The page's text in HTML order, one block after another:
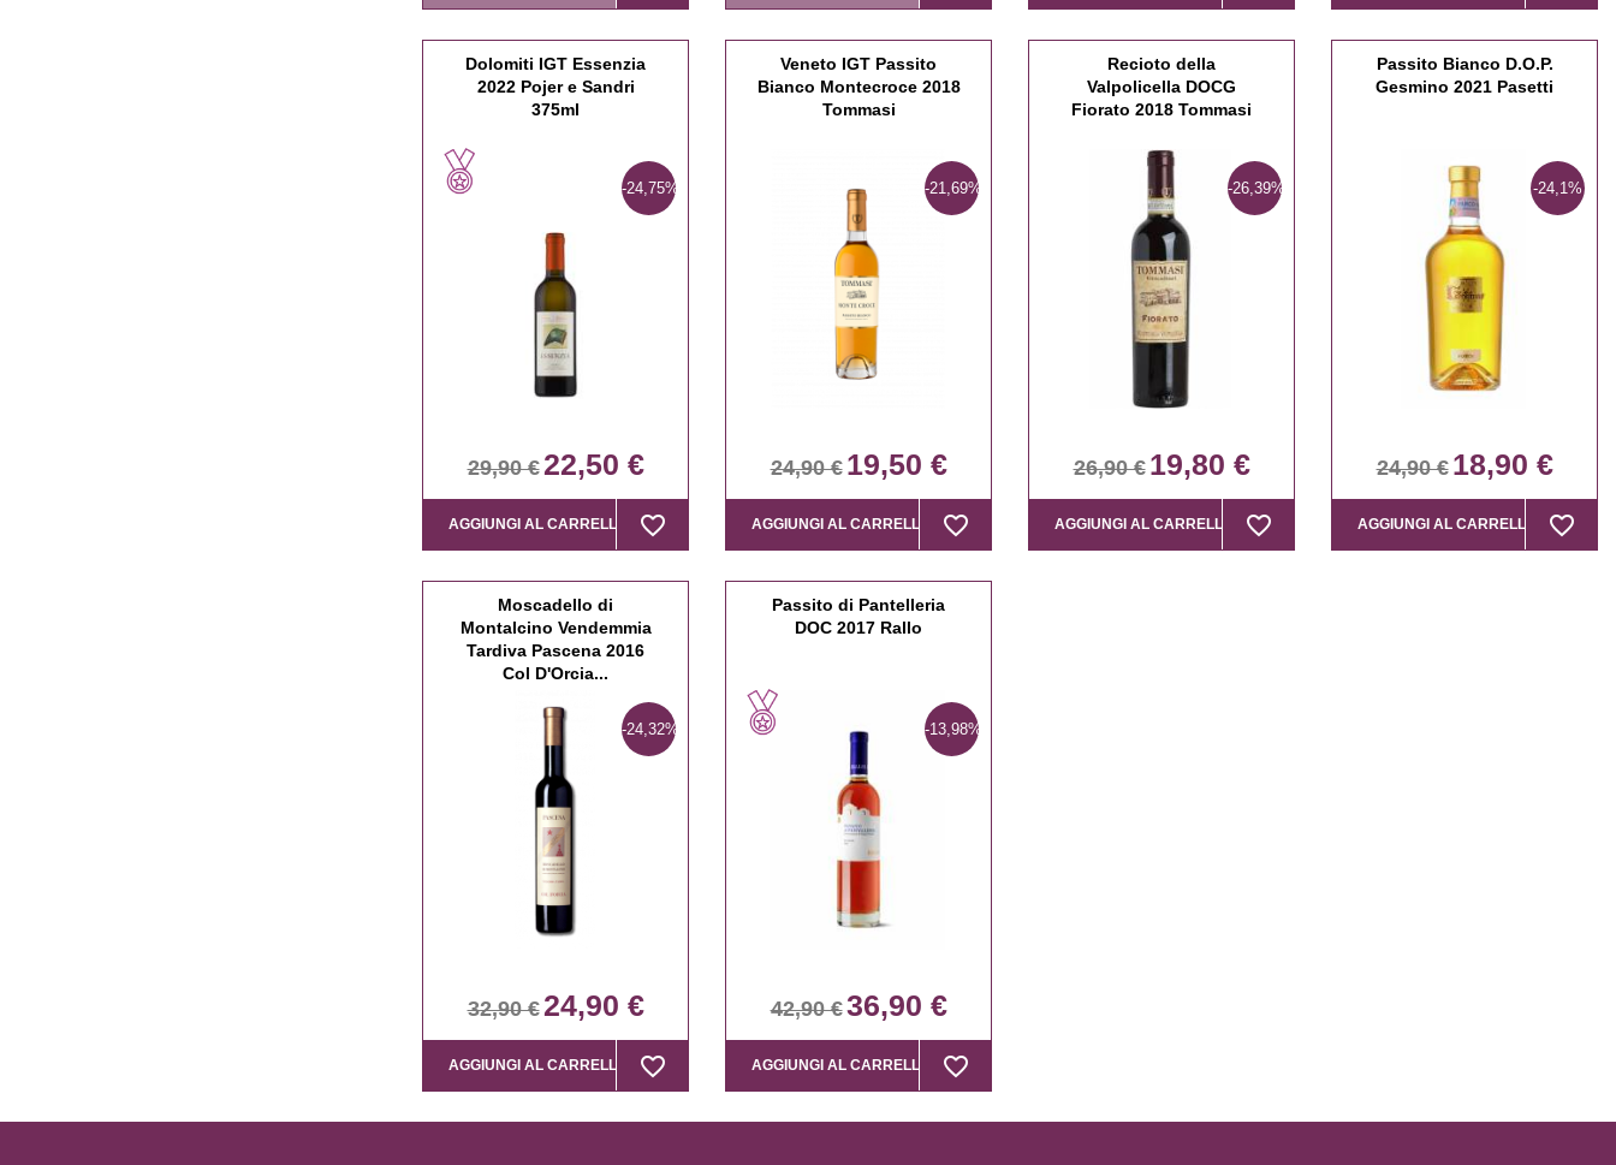
Dolomiti IGT Essenzia
2022 Pojer e Sandri
375ml
-24,75%
29,90 €22,50 €
AGGIUNGI AL CARRELLO favorite_border
favorite_border
Veneto IGT Passito
Bianco Montecroce 2018
Tommasi
-21,69%
24,90 € 19,50 €
AGGIUNGI AL CARRELLO favorite_border
favorite_border
Recioto della
Valpolicella DOCG
Fiorato 2018 Tommasi
-26,39%
26,90 € 19,80 €
AGGIUNGI AL CARRELLO favorite_border
favorite_border
Passito Bianco D.O.P.
Gesmino 2021 Pasetti
-24,1%
24,90 € 18,90 €
AGGIUNGI AL CARRELLO favorite_border
favorite_border
Moscadello di
Montalcino Vendemmia
Tardiva Pascena 2016
Col D'Orcia...
-24,32%
32,90 €24,90 €
AGGIUNGI AL CARRELLO favorite_border
favorite_border
Passito di Pantelleria
DOC 2017 Rallo
-13,98%
42,90 €36,90 €
AGGIUNGI AL CARRELLO favorite_border
favorite_border